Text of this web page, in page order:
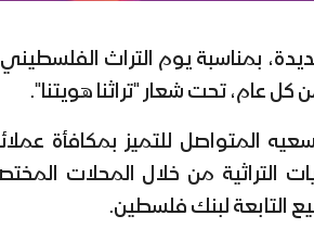
بمناسبة يوم التراث
عام، تحت شعار "تراثنا هويتنا".
المتواصل للتميز بمكافأة
التراثية من خلال المحلات
التابعة لبنك فلسطين.